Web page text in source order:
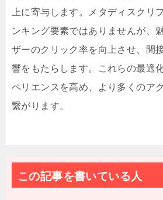
上に寄与します。メタディスクリ
ンキング要素ではありませんが、
ザーのクリック率を向上させ、間
響をもたらします。これらの最適
ペリエンスを高め、より多くのア
繋がります。
この記事を書いている人